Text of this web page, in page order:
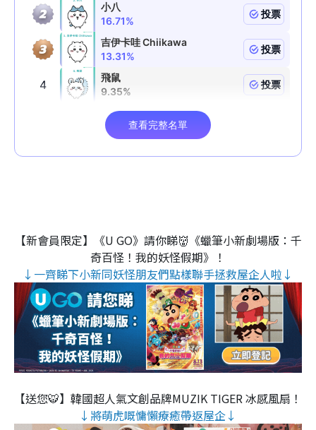
【新會員限定】《U GO》請你睇👹《蠟筆小新劇場版：千
奇百怪！我的妖怪假期》！
↓一齊睇下小新同妖怪朋友們點樣聯手拯救屋企人啦↓
【送您🐯】韓國超人氣文創品牌MUZIK TIGER 冰感風扇！
↓將萌虎嘅慵懶療癒帶返屋企↓